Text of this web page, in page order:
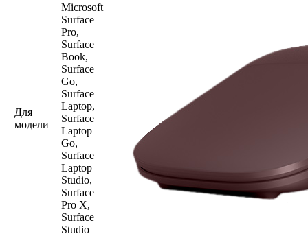
Для
модели
Microsoft
Surface
Pro,
Surface
Book,
Surface
Go,
Surface
Laptop,
Surface
Laptop
Go,
Surface
Laptop
Studio,
Surface
Pro X,
Surface
Studio